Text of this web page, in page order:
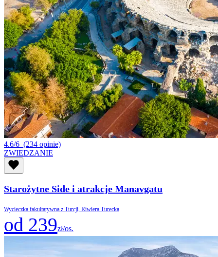
4.6/6 (234 opinie)
ZWIEDZANIE
Starożytne Side i atrakcje Manavgatu
Wycieczka fakultatywna z Turcji, Riwiera Turecka
od 239zł/os.